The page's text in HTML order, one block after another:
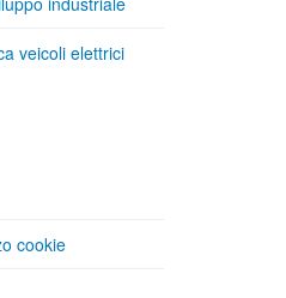
veicoli elettrici
cookie